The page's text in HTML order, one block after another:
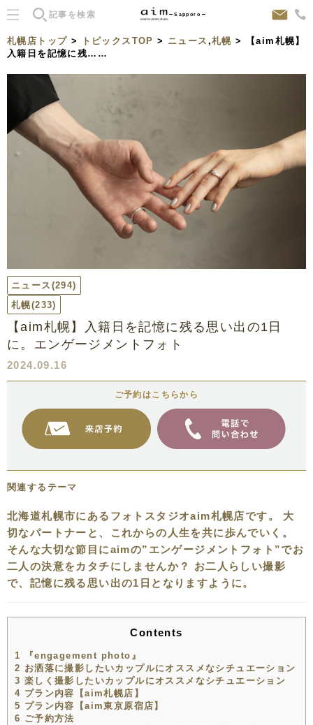
Sapporo
札幌店トップ > トピックスTOP > ニュース ,札幌 > 【aim札幌】
入籍日を記憶に残……
ニュース (294)
札幌(233)
【aim札幌】入籍日を記憶に残る思い出の1日
に。エンゲージメントフォト
2024.09.16
ご予約はこちらから
関連するテーマ
北海道札幌市にあるフォトスタジオaim札幌店です。 大
切なパートナーと、これからの人生を共に歩んでいく。
そんな大切な節目にaimの”エンゲージメントフォト”でお
二人の決意をカタチにしませんか？ お二人らしい撮影
で、記憶に残る思い出の1日となりますように。
Contents
1 『engagement photo』
2 お洒落に撮影したいカップルにオススメなシチュエーション
3 楽しく撮影したいカップルにオススメなシチュエーション
4 プラン内容【aim札幌店】
5 プラン内容【aim東京原宿店】
6 ご予約方法